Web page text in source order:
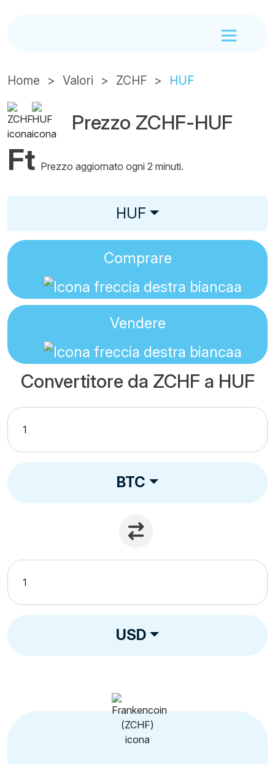
Home Valori ZCHF HUF
Prezzo ZCHF-HUF
Ft Prezzo aggiornato ogni 2 minuti.
HUF
Comprare
Vendere
Convertitore da ZCHF a HUF
BTC
USD